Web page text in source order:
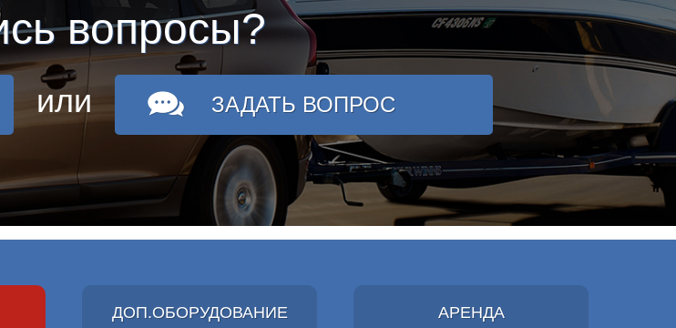
вопросы?
или ЗАДАТЬ ВОПРОС
ДОП.ОБОРУДОВАНИЕ АРЕНДА